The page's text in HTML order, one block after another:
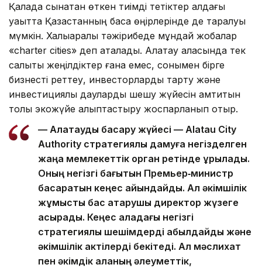
Қалада сынақтан өткен тиімді тетіктер алдағы
уақытта Қазақстанның басқа өңірлерінде де таралуы
мүмкін. Халықаралық тәжірибеде мұндай жобалар
«charter cities» деп аталады. Алатау қаласында тек
салықтық жеңілдіктер ғана емес, сонымен бірге
бизнесті реттеу, инвесторларды тарту және
инвестициялық дауларды шешу жүйесін қамтитын
толық экожүйе қалыптастыру жоспарланып отыр.
— Алатауды басқару жүйесі — Alatau City
Authority стратегиялық дамуға негізделген
жаңа мемлекеттік орган ретінде құрылады.
Оның негізгі бағытын Премьер‑министр
басқаратын кеңес айқындайды. Ал әкімшілік
жұмысты бас атқарушы директор жүзеге
асырады. Кеңес қаладағы негізгі
стратегиялық шешімдерді қабылдайды және
әкімшілік актілерді бекітеді. Ал мәслихат
пен әкімдік қаланың әлеуметтік,